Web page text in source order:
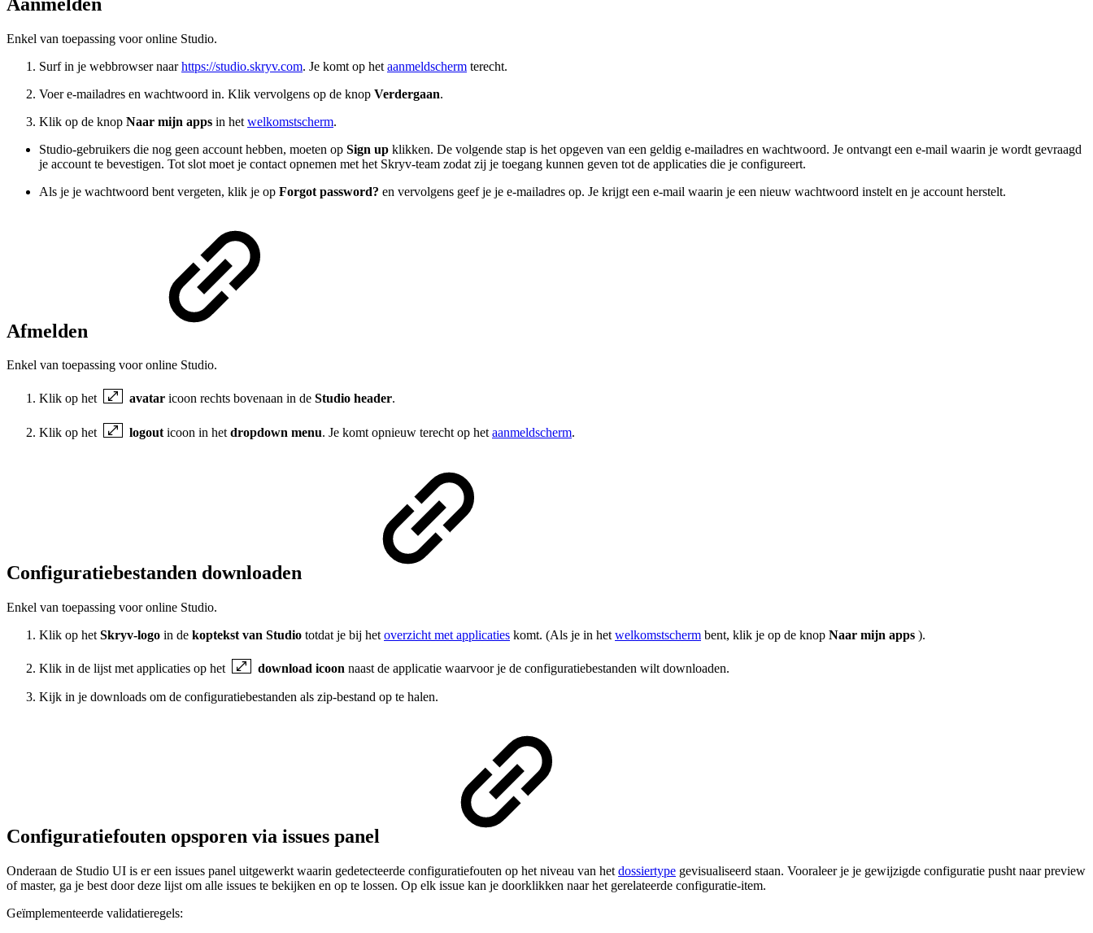
Enkel van toepassing voor online Studio.
Surf in je webbrowser naarhttps://studio.skryv.com. Je komt op het aanmeldscherm terecht.
Voer e-mailadres en wachtwoord in. Klik vervolgens op de knop Verdergaan.
Klik op de knop Naar mijn apps in het welkomstscherm.
Studio-gebruikers die nog geen account hebben, moeten op Sign up klikken. De volgende stap is het opgeven van een geldig e-mailadres en wachtwoord. Je ontvangt een e-mail waarin je wordt gevraagd
je account te bevestigen. Tot slot moet je contact opnemen met het Skryv-team zodat zij je toegang kunnen geven tot de applicaties die je configureert.
Als je je wachtwoord bent vergeten, klik je op Forgot password? en vervolgens geef je je e-mailadres op. Je krijgt een e-mail waarin je een nieuw wachtwoord instelt en je account herstelt.
Afmelden
Enkel van toepassing voor online Studio.
Klik op het avatar icoon rechts bovenaan in de Studio header.
Klik op het logouticoon in hetdropdown menu. Je komt opnieuw terecht op hetaanmeldscherm.
Configuratiebestanden downloaden
Enkel van toepassing voor online Studio.
Klik op het Skryv-logo in de koptekst van Studio totdat je bij het overzicht met applicaties komt. (Als je in het welkomstscherm bent, klik je op de knop Naar mijn apps ).
Klik in de lijst met applicaties op het download icoon naast de applicatie waarvoor je de configuratiebestanden wilt downloaden.
Kijk in je downloads om de configuratiebestanden als zip-bestand op te halen.
Configuratiefouten opsporen via issues panel
Onderaan de Studio UI is er een issues panel uitgewerkt waarin gedetecteerde configuratiefouten op het niveau van het dossiertype gevisualiseerd staan. Vooraleer je je gewijzigde configuratie pusht naar preview
of master, ga je best door deze lijst om alle issues te bekijken en op te lossen. Op elk issue kan je doorklikken naar het gerelateerde configuratie-item.
Geïmplementeerde validatieregels: